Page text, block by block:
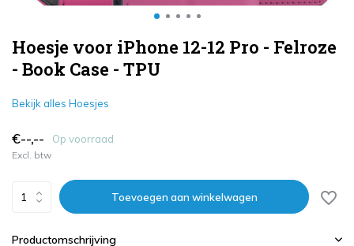
Hoesje voor iPhone 12-12 Pro - Felroze
- Book Case - TPU
Bekijk alles Hoesjes
€--,-- Op voorraad
Excl. btw
Toevoegen aan winkelwagen
Productomschrijving